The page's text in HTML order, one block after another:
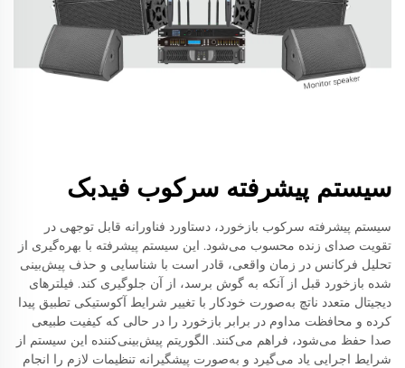
سیستم پیشرفته سرکوب فیدبک
سیستم پیشرفته سرکوب بازخورد، دستاورد فناورانه قابل توجهی در
تقویت صدای زنده محسوب می‌شود. این سیستم پیشرفته با بهره‌گیری از
تحلیل فرکانس در زمان واقعی، قادر است با شناسایی و حذف پیش‌بینی
شده بازخورد قبل از آنکه به گوش برسد، از آن جلوگیری کند. فیلترهای
دیجیتال متعدد ناتچ به‌صورت خودکار با تغییر شرایط آکوستیکی تطبیق پیدا
کرده و محافظت مداوم در برابر بازخورد را در حالی که کیفیت طبیعی
صدا حفظ می‌شود، فراهم می‌کنند. الگوریتم پیش‌بینی‌کننده این سیستم از
شرایط اجرایی یاد می‌گیرد و به‌صورت پیشگیرانه تنظیمات لازم را انجام